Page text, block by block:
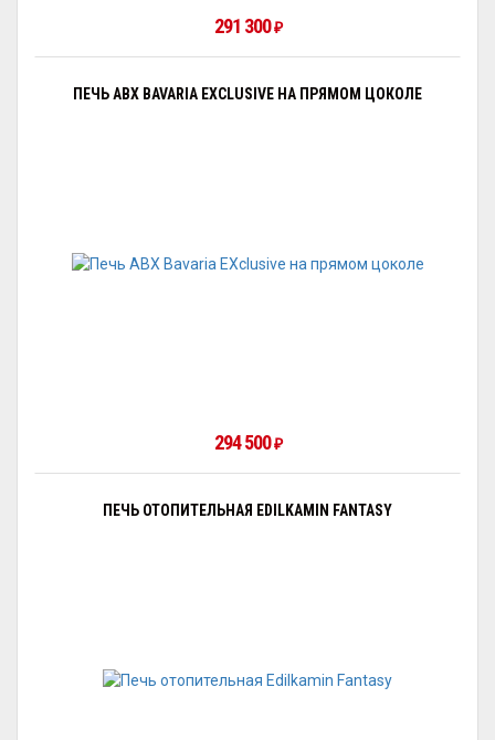
291 300 ₽
ПЕЧЬ ABX BAVARIA EXCLUSIVE НА ПРЯМОМ ЦОКОЛЕ
294 500 ₽
ПЕЧЬ ОТОПИТЕЛЬНАЯ EDILKAMIN FANTASY